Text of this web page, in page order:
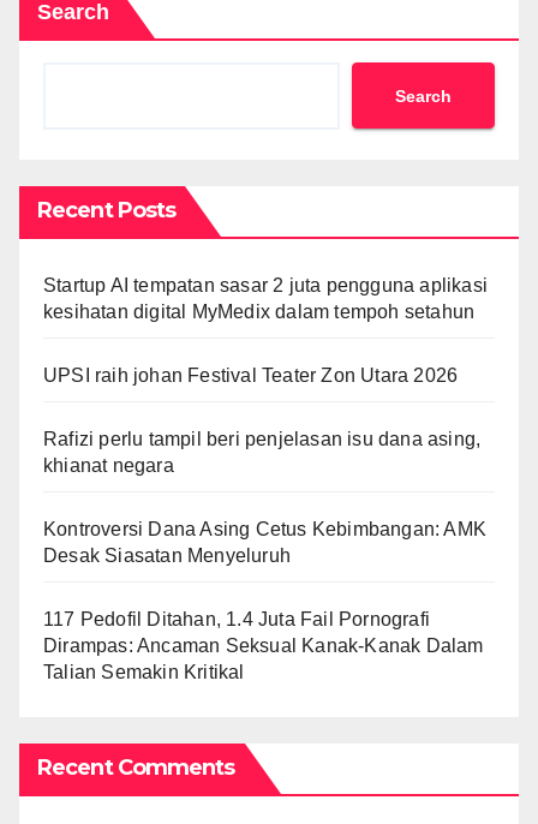
Search
Search
Recent Posts
Startup AI tempatan sasar 2 juta pengguna aplikasi
kesihatan digital MyMedix dalam tempoh setahun
UPSI raih johan Festival Teater Zon Utara 2026
Rafizi perlu tampil beri penjelasan isu dana asing,
khianat negara
Kontroversi Dana Asing Cetus Kebimbangan: AMK
Desak Siasatan Menyeluruh
117 Pedofil Ditahan, 1.4 Juta Fail Pornografi
Dirampas: Ancaman Seksual Kanak-Kanak Dalam
Talian Semakin Kritikal
Recent Comments